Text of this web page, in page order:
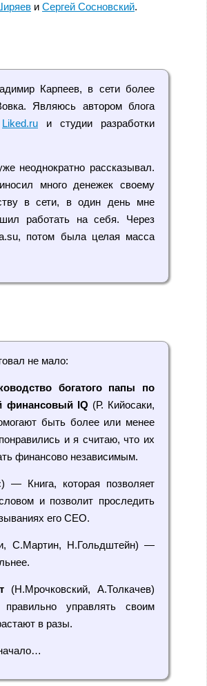
и Сергей Сосновский.
Карпеев, в сети более
Являюсь автором блога
Liked.ru и студии разработки
неоднократно рассказывал.
много денежек своему
в сети, в один день мне
работать на себя. Через
потом была целая масса
не мало:
богатого папы по
финансовый IQ (Р. Кийосаки,
быть более или менее
и я считаю, что их
финансово независимым.
— Книга, которая позволяет
и позволит проследить
его СЕО.
С.Мартин, Н.Гольдштейн) —
(Н.Мрочковский, А.Толкачев)
управлять своим
в разы.